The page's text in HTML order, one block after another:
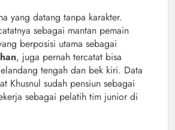
yang datang tanpa karakter.
sebagai mantan pemain
berposisi utama sebagai
, juga pernah tercatat bisa
tengah dan bek kiri. Data
Khusnul sudah pensiun sebagai
sebagai pelatih tim junior di